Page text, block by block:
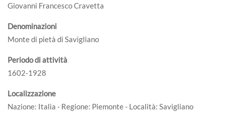
Giovanni Francesco Cravetta
Denominazioni
Monte di pietà di Savigliano
Periodo di attività
1602-1928
Localizzazione
Nazione: Italia - Regione: Piemonte - Località: Savigliano